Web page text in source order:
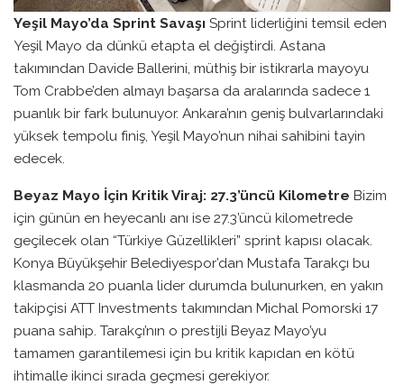
Yeşil Mayo’da Sprint Savaşı Sprint liderliğini temsil eden
Yeşil Mayo da dünkü etapta el değiştirdi. Astana
takımından Davide Ballerini, müthiş bir istikrarla mayoyu
Tom Crabbe’den almayı başarsa da aralarında sadece 1
puanlık bir fark bulunuyor. Ankara’nın geniş bulvarlarındaki
yüksek tempolu finiş, Yeşil Mayo’nun nihai sahibini tayin
edecek.
Beyaz Mayo İçin Kritik Viraj: 27.3’üncü Kilometre Bizim
için günün en heyecanlı anı ise 27.3’üncü kilometrede
geçilecek olan “Türkiye Güzellikleri” sprint kapısı olacak.
Konya Büyükşehir Belediyespor’dan Mustafa Tarakçı bu
klasmanda 20 puanla lider durumda bulunurken, en yakın
takipçisi ATT Investments takımından Michal Pomorski 17
puana sahip. Tarakçı’nın o prestijli Beyaz Mayo’yu
tamamen garantilemesi için bu kritik kapıdan en kötü
ihtimalle ikinci sırada geçmesi gerekiyor.